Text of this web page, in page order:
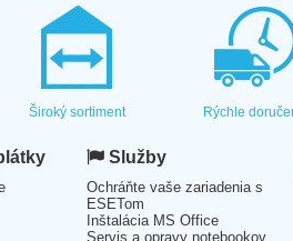
Široký sortiment Rýchle
Služby
Ochráňte vaše zariadenia s
ESETom
Inštalácia MS Office
Servis a opravy notebookov